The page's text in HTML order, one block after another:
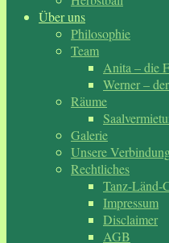
Über uns
Philosophie
Team
Anita – die
Werner –
Räume
Galerie
Unsere
Rechtliches
Tanz-Länd-
Impressum
Disclaimer
AGB